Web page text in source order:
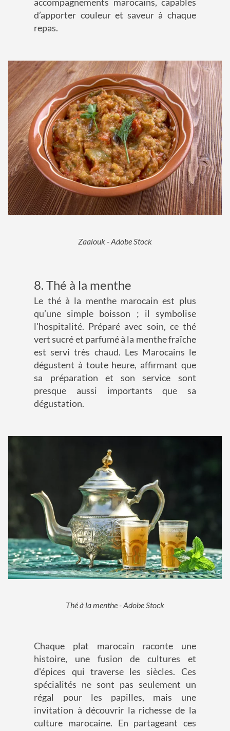
d’apporter couleur et saveur à chaque
repas.
Zaalouk - Adobe Stock
8. Thé à la menthe
Le thé à la menthe marocain est plus
qu’une simple boisson ; il symbolise
l'hospitalité. Préparé avec soin, ce thé
vert sucré et parfumé à la menthe fraîche
est servi très chaud. Les Marocains le
dégustent à toute heure, affirmant que
sa préparation et son service sont
presque aussi importants que sa
dégustation.
Thé à la menthe - Adobe Stock
Chaque plat marocain raconte une
histoire, une fusion de cultures et
d'épices qui traverse les siècles. Ces
spécialités ne sont pas seulement un
régal pour les papilles, mais une
invitation à découvrir la richesse de la
culture marocaine. En partageant ces